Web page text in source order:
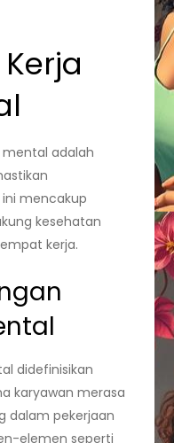
mental adalah
ini mencakup
kesehatan
kerja.
didefinisikan
karyawan merasa
dalam pekerjaan
elemen seperti